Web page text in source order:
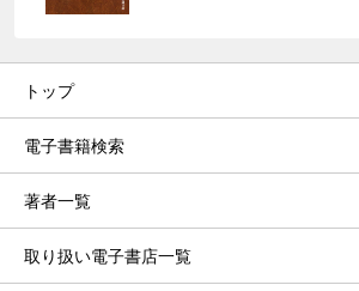
トップ
電子書籍検索
著者一覧
取り扱い電子書店一覧